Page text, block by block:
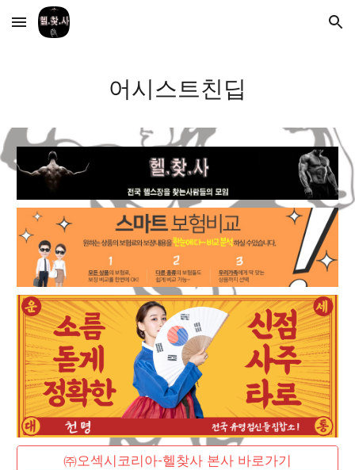
Skip to main content Skip to navigation
어시스트친딥
㈜오섹시코리아-헬찾사 본사 바로가기